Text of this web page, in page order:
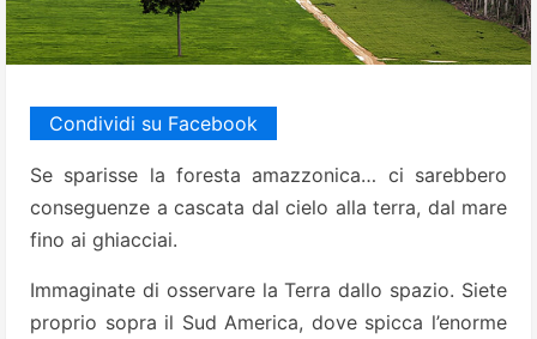
Condividi su Facebook
Se sparisse la foresta amazzonica… ci sarebbero
conseguenze a cascata dal cielo alla terra, dal mare
fino ai ghiacciai.
Immaginate di osservare la Terra dallo spazio. Siete
proprio sopra il Sud America, dove spicca l’enorme